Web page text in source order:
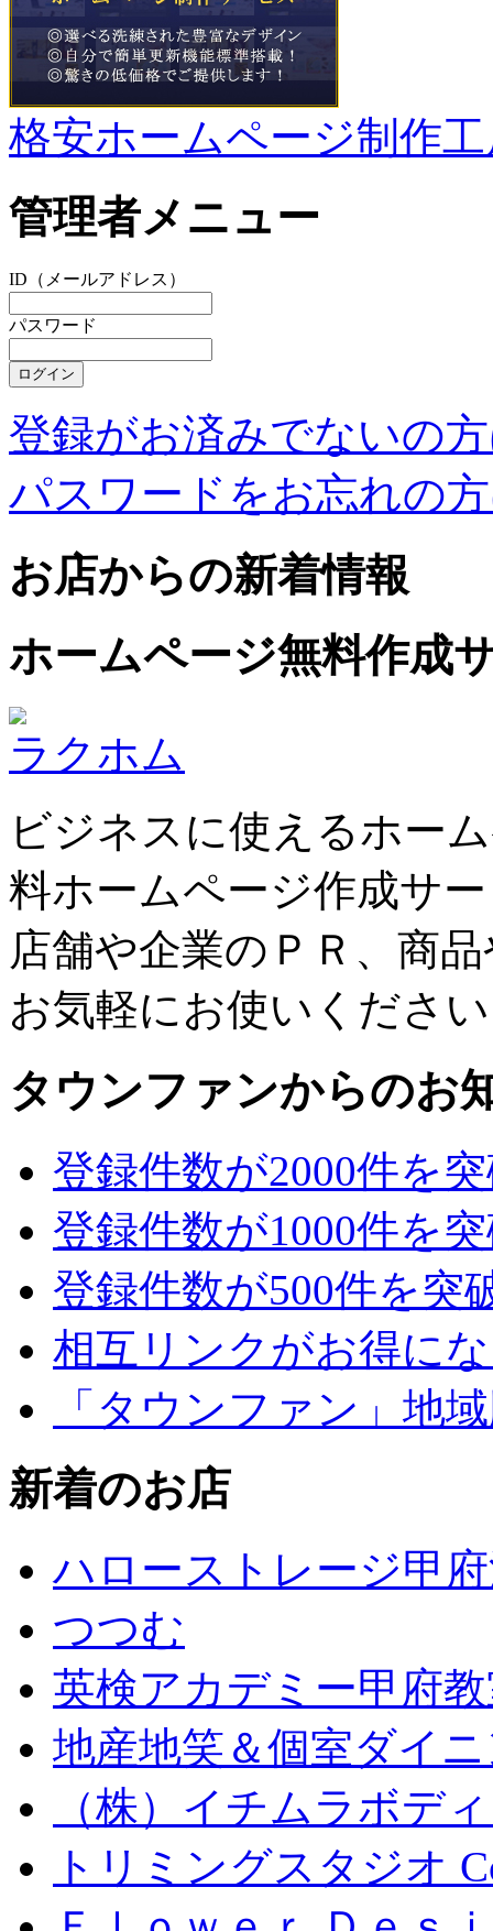
格安ホームページ制作
管理者メニュー
ID（メールアドレス）
パスワード
登録がお済みでないの
パスワードをお忘れの
お店からの新着情報
ホームページ無料作成
ラクホム
ビジネスに使えるホー
料ホームページ作成サ
店舗や企業のＰＲ、商
お気軽にお使いくださ
タウンファンからのお
登録件数が2000件を
登録件数が1000件を
登録件数が500件を突
相互リンクがお得に
「タウンファン」地
新着のお店
ハローストレージ甲
つつむ
英検アカデミー甲府
地産地笑＆個室ダイ
（株）イチムラボデ
トリミングスタジオ